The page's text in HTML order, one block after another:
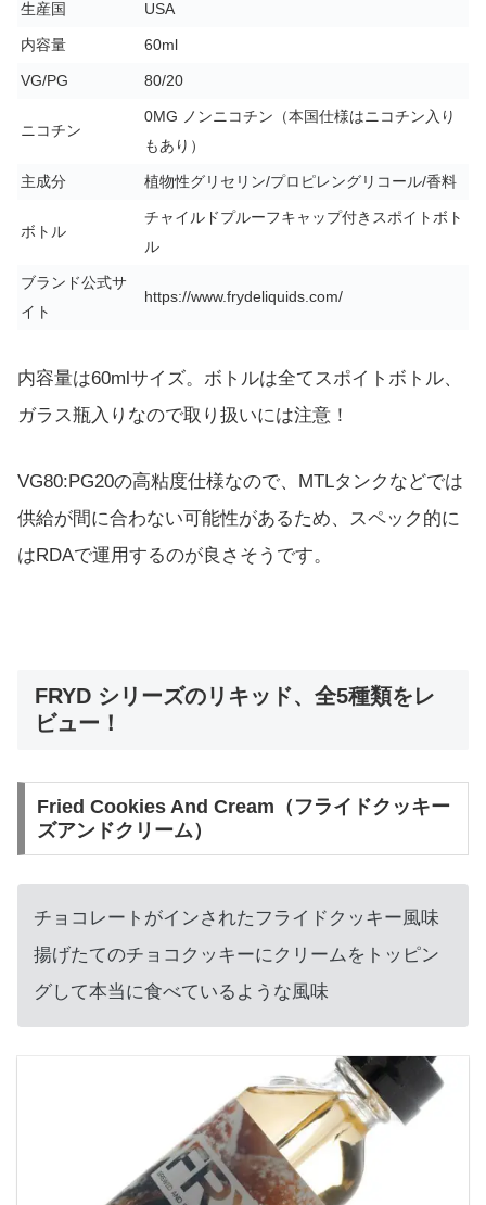
生産国 USA
内容量 60ml
VG/PG 80/20
ニコチン
0MG ノンニコチン（本国仕様はニコチン入り
もあり）
主成分 植物性グリセリン/プロピレングリコール/香料
ボトル
チャイルドプルーフキャップ付きスポイトボト
ル
ブランド公式サ
イト
https://www.frydeliquids.com/
内容量は60mlサイズ。ボトルは全てスポイトボトル、
ガラス瓶入りなので取り扱いには注意！
VG80:PG20の高粘度仕様なので、MTLタンクなどでは
供給が間に合わない可能性があるため、スペック的に
はRDAで運用するのが良さそうです。
FRYD シリーズのリキッド、全5種類をレ
ビュー！
Fried Cookies And Cream（フライドクッキー
ズアンドクリーム）
チョコレートがインされたフライドクッキー風味
揚げたてのチョコクッキーにクリームをトッピン
グして本当に食べているような風味